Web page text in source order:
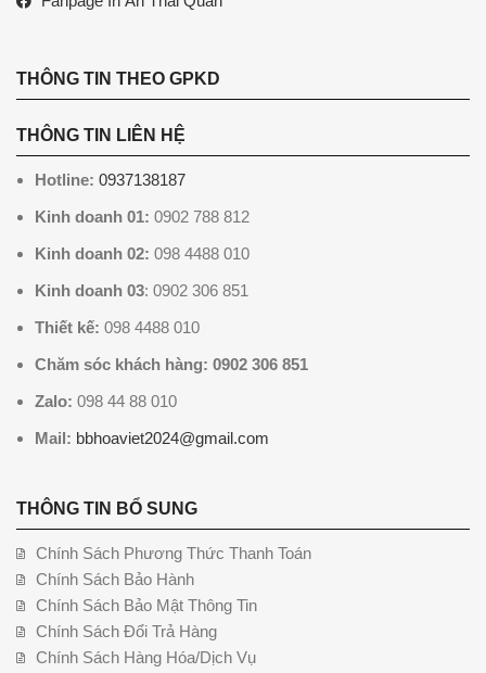
THÔNG TIN THEO GPKD
THÔNG TIN LIÊN HỆ
Hotline: 0937138187
Kinh doanh 01: 0902 788 812
Kinh doanh 02: 098 4488 010
Kinh doanh 03: 0902 306 851
Thiết kế: 098 4488 010
Chăm sóc khách hàng: 0902 306 851
Zalo: 098 44 88 010
Mail: bbhoaviet2024@gmail.com
THÔNG TIN BỔ SUNG
Chính Sách Phương Thức Thanh Toán
Chính Sách Bảo Hành
Chính Sách Bảo Mật Thông Tin
Chính Sách Đổi Trả Hàng
Chính Sách Hàng Hóa/Dịch Vụ